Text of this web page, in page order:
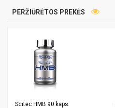
PERŽIŪRĖTOS PREKĖS
Scitec HMB 90 kaps.